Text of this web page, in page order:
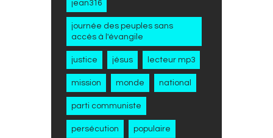
jean316
journée des peuples sans
accès à l'évangile
justice jésus lecteur mp3
mission monde national
parti communiste
persécution populaire